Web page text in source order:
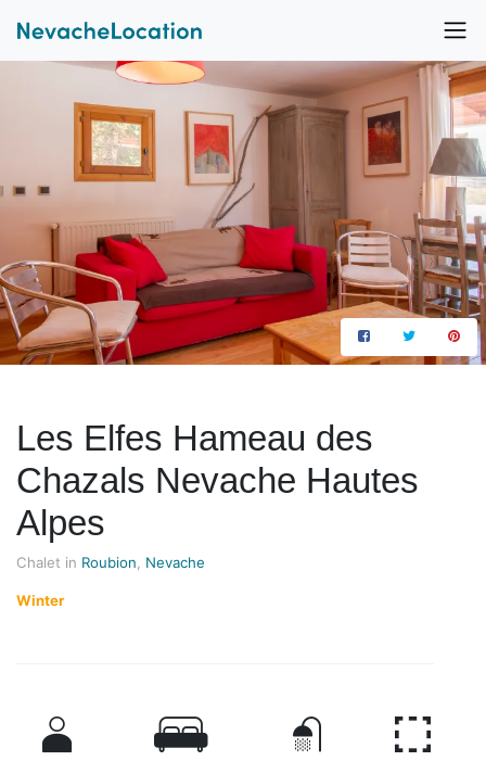
Les Elfes Hameau des
Chazals Nevache Hautes
Alpes
Chalet in Roubion Nevache
Winter